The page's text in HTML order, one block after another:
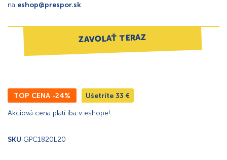
na eshop@prespor.sk.
ZAVOLAŤ TERAZ
TOP CENA -24% Ušetríte 33 €
Akciová cena platí iba v eshope!
SKU GPC1820L20